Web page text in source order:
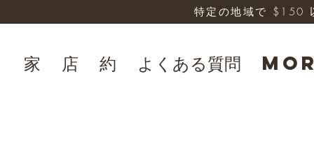
家 店 約 よくある質問
特定の地域で $150